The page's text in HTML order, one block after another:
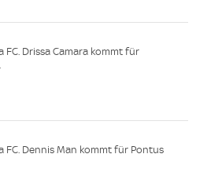
FC. Drissa Camara kommt für
FC. Dennis Man kommt für Pontus